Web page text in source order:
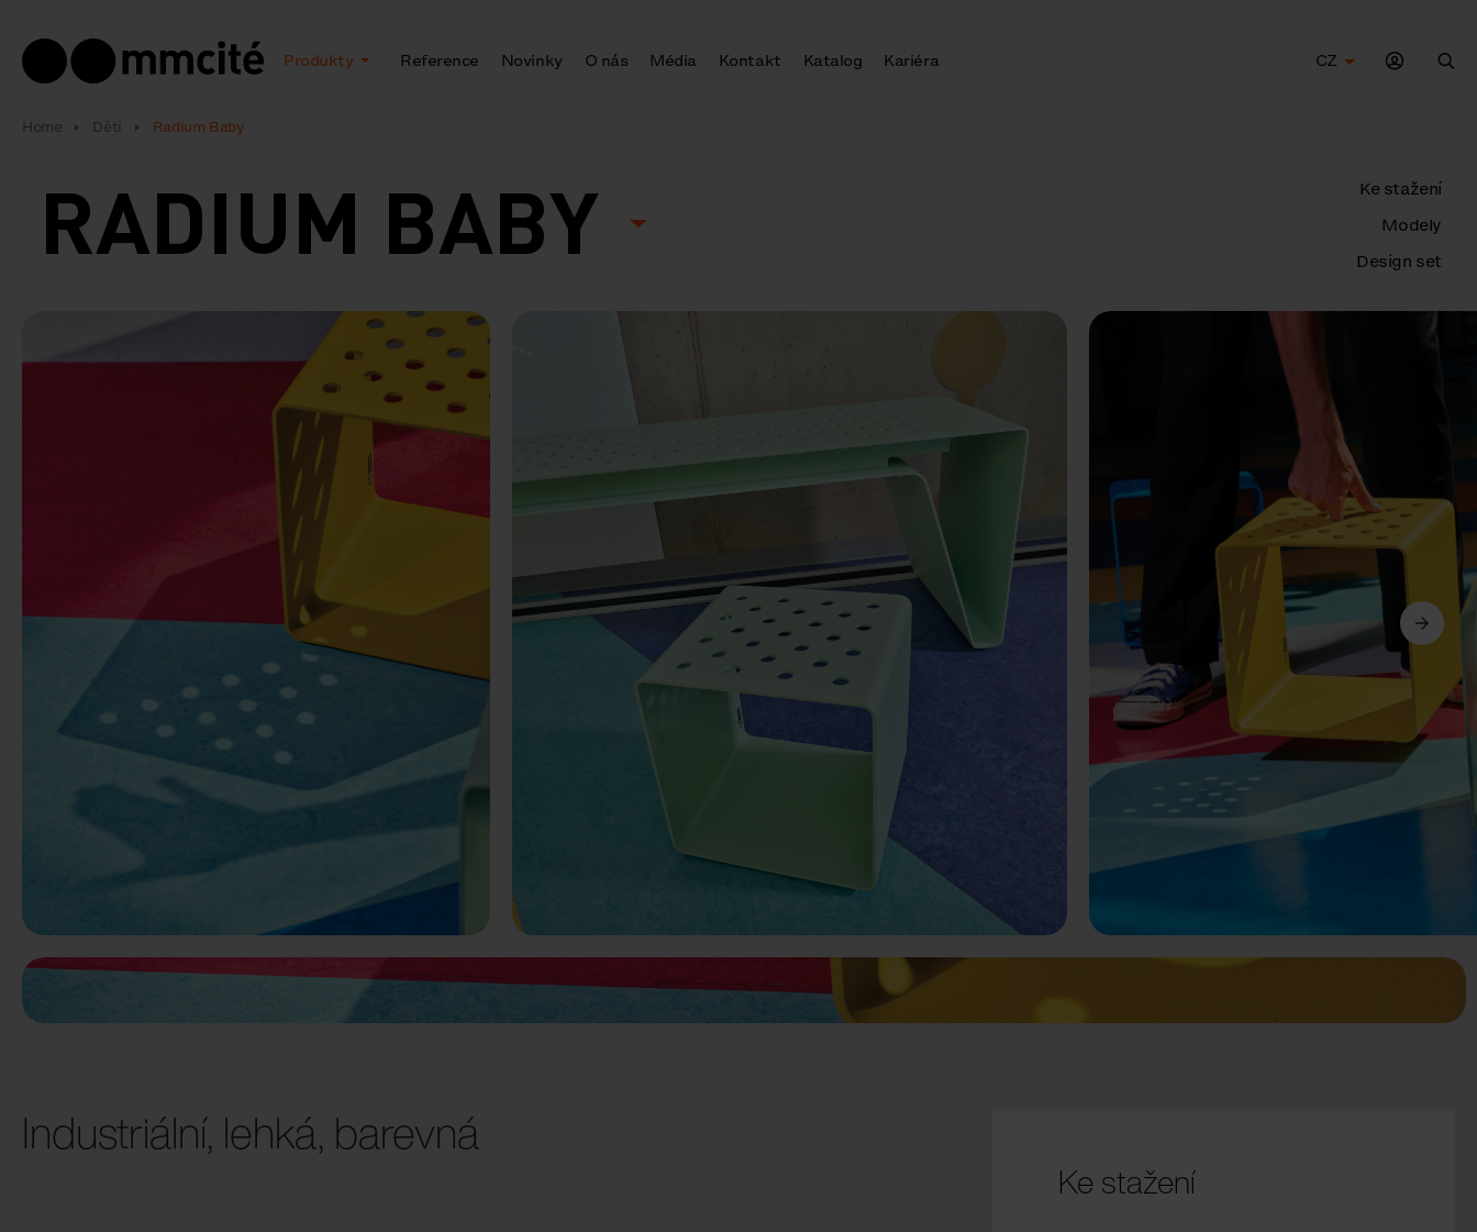
Produkty Reference Novinky O nás Média Kontakt Katalog Kariéra
CZ
Home Děti Radium Baby
RADIUM BABY
Ke stažení
Modely
Design set
Další
Industriální, lehká, barevná
Ke stažení